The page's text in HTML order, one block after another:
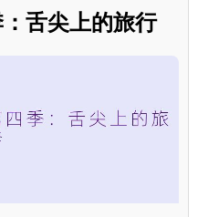
舌尖上的旅行